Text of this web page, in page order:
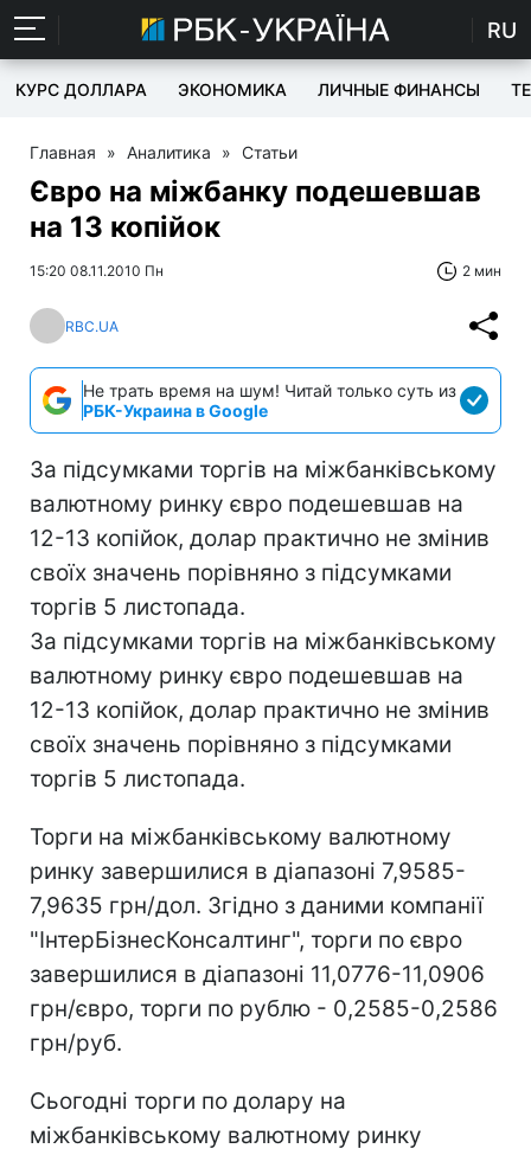
RU
КУРС ДОЛЛАРА ЭКОНОМИКА ЛИЧНЫЕ ФИНАНСЫ
Главная » Аналитика » Статьи
Євро на міжбанку подешевшав
на 13 копійок
15:20 08.11.2010 Пн 2 мин
RBC.UA
Не трать время на шум! Читай только суть из
РБК-Украина в Google
За підсумками торгів на міжбанківському
валютному ринку євро подешевшав на
12-13 копійок, долар практично не змінив
своїх значень порівняно з підсумками
торгів 5 листопада.
За підсумками торгів на міжбанківському
валютному ринку євро подешевшав на
12-13 копійок, долар практично не змінив
своїх значень порівняно з підсумками
торгів 5 листопада.
Торги на міжбанківському валютному
ринку завершилися в діапазоні 7,9585-
7,9635 грн/дол. Згідно з даними компанії
"ІнтерБізнесКонсалтинг", торги по євро
завершилися в діапазоні 11,0776-11,0906
грн/євро, торги по рублю - 0,2585-0,2586
грн/руб.
Сьогодні торги по долару на
міжбанківському валютному ринку